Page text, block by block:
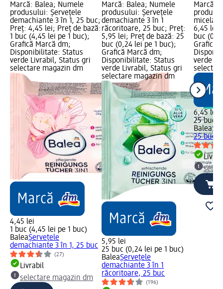
Marcă: Balea; Numele
produsului: Șervețele
demachiante 3 în 1, 25 buc;
Preț: 4,45 lei; Preț de bază:
1 buc (4,45 lei pe 1 buc);
Grafică Marcă dm;
Disponibilitate: Status
verde Livrabil, Status gri
selectare magazin dm
4,45 lei
1 buc (4,45 lei pe 1 buc)
BaleaȘervețele
demachiante 3 în 1, 25 buc
(27)
Livrabil
selectare magazin dm
Marcă: Balea; Numele
produsului: Șervețele
demachiante 3 în 1
răcoritoare, 25 buc; Preț:
5,95 lei; Preț de bază: 25
buc (0,24 lei pe 1 buc);
Grafică Marcă dm;
Disponibilitate: Status
verde Livrabil, Status gri
selectare magazin dm
5,95 lei
25 buc (0,24 lei pe 1 buc)
BaleaȘervețele
demachiante 3 în 1
răcoritoare, 25 buc
(196)
Marcă:
6,45 lei;
buc
Grafică
verde
6,45 lei
25 buc
Balea
25 buc